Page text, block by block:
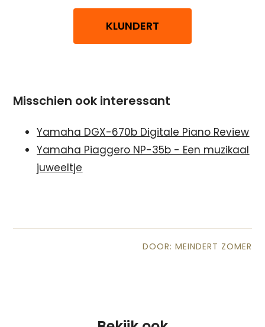
KLUNDERT
Misschien ook interessant
Yamaha DGX-670b Digitale Piano Review
Yamaha Piaggero NP-35b - Een muzikaal
juweeltje
DOOR: MEINDERT ZOMER